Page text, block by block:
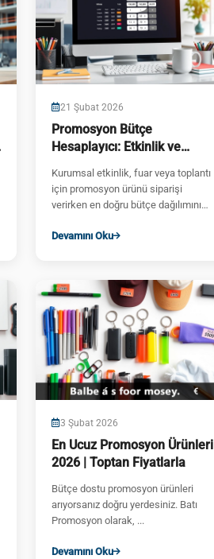
21 Şubat 2026
Promosyon Bütçe
Hesaplayıcı: Etkinlik ve
Aracı
Kurumsal etkinlik, fuar veya toplantı
için promosyon ürünü siparişi
verirken en doğru bütçe dağılımını
Devamını Oku
3 Şubat 2026
En Ucuz Promosyon Ürünleri
2026 | Toptan Fiyatlarla
Bütçe dostu promosyon ürünleri
arıyorsanız doğru yerdesiniz. Batı
Promosyon olarak, ...
Devamını Oku